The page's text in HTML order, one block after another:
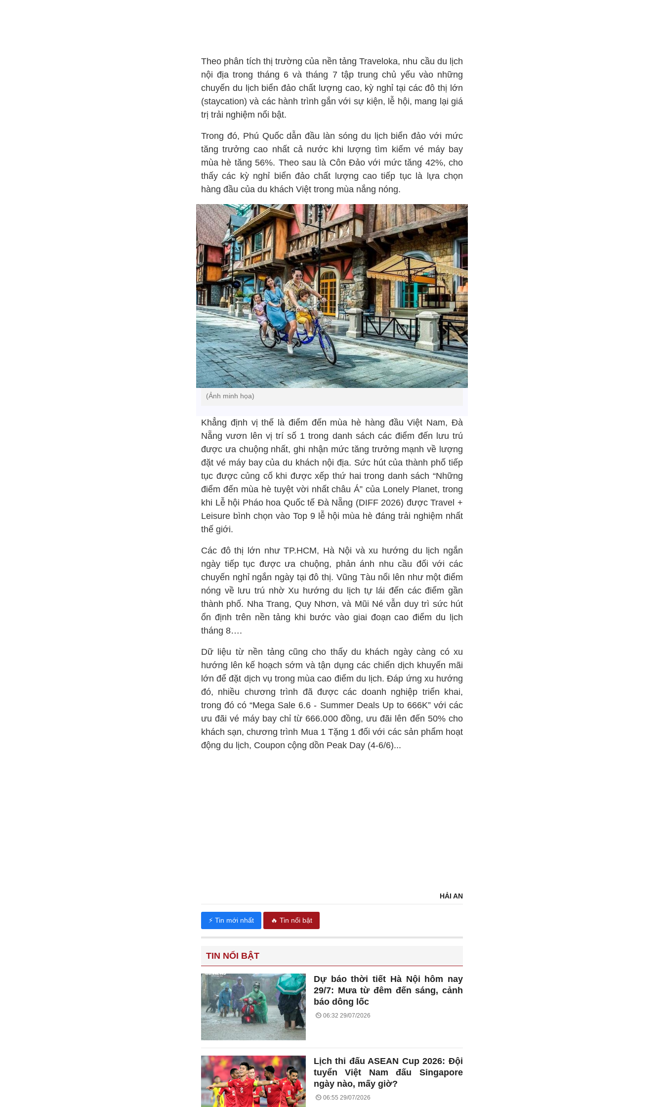
Theo phân tích thị trường của nền tảng Traveloka, nhu cầu du lịch
nội địa trong tháng 6 và tháng 7 tập trung chủ yếu vào những
chuyến du lịch biển đảo chất lượng cao, kỳ nghỉ tại các đô thị lớn
(staycation) và các hành trình gắn với sự kiện, lễ hội, mang lại giá
trị trải nghiệm nổi bật.
Trong đó, Phú Quốc dẫn đầu làn sóng du lịch biển đảo với mức
tăng trưởng cao nhất cả nước khi lượng tìm kiếm vé máy bay
mùa hè tăng 56%. Theo sau là Côn Đảo với mức tăng 42%, cho
thấy các kỳ nghỉ biển đảo chất lượng cao tiếp tục là lựa chọn
hàng đầu của du khách Việt trong mùa nắng nóng.
(Ảnh minh họa)
Khẳng định vị thế là điểm đến mùa hè hàng đầu Việt Nam, Đà
Nẵng vươn lên vị trí số 1 trong danh sách các điểm đến lưu trú
được ưa chuộng nhất, ghi nhận mức tăng trưởng mạnh về lượng
đặt vé máy bay của du khách nội địa. Sức hút của thành phố tiếp
tục được củng cố khi được xếp thứ hai trong danh sách “Những
điểm đến mùa hè tuyệt vời nhất châu Á” của Lonely Planet, trong
khi Lễ hội Pháo hoa Quốc tế Đà Nẵng (DIFF 2026) được Travel +
Leisure bình chọn vào Top 9 lễ hội mùa hè đáng trải nghiệm nhất
thế giới.
Các đô thị lớn như TP.HCM, Hà Nội và xu hướng du lịch ngắn
ngày tiếp tục được ưa chuộng, phản ánh nhu cầu đối với các
chuyến nghỉ ngắn ngày tại đô thị. Vũng Tàu nổi lên như một điểm
nóng về lưu trú nhờ Xu hướng du lịch tự lái đến các điểm gần
thành phố. Nha Trang, Quy Nhơn, và Mũi Né vẫn duy trì sức hút
ổn định trên nền tảng khi bước vào giai đoạn cao điểm du lịch
tháng 8….
Dữ liệu từ nền tảng cũng cho thấy du khách ngày càng có xu
hướng lên kế hoạch sớm và tận dụng các chiến dịch khuyến mãi
lớn để đặt dịch vụ trong mùa cao điểm du lịch. Đáp ứng xu hướng
đó, nhiều chương trình đã được các doanh nghiệp triển khai,
trong đó có “Mega Sale 6.6 - Summer Deals Up to 666K” với các
ưu đãi vé máy bay chỉ từ 666.000 đồng, ưu đãi lên đến 50% cho
khách sạn, chương trình Mua 1 Tặng 1 đối với các sản phẩm hoạt
động du lịch, Coupon cộng dồn Peak Day (4-6/6)...
HẢI AN
⚡ Tin mới nhất 🔥 Tin nổi bật
TIN NỔI BẬT
Dự báo thời tiết Hà Nội hôm nay
29/7: Mưa từ đêm đến sáng, cảnh
báo dông lốc
06:32 29/07/2026
Lịch thi đấu ASEAN Cup 2026: Đội
tuyển Việt Nam đấu Singapore
ngày nào, mấy giờ?
06:55 29/07/2026